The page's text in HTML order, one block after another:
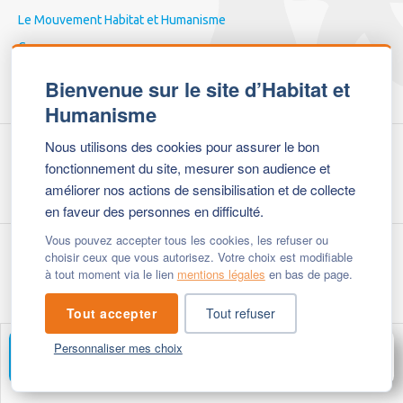
Bienvenue sur le site d’Habitat et
Humanisme
Nous utilisons des cookies pour assurer le bon
fonctionnement du site, mesurer son audience et
améliorer nos actions de sensibilisation et de collecte
en faveur des personnes en difficulté.
Vous pouvez accepter tous les cookies, les refuser ou
choisir ceux que vous autorisez. Votre choix est modifiable
à tout moment via le lien mentions légales en bas de page.
Tout accepter Tout refuser
Personnaliser mes choix
ÉCHANGER AVEC UN CONSEILLER
Le Mouvement Habitat et Humanisme
Gouvernance
NOTRE ACTION
NOUS SOUTENIR